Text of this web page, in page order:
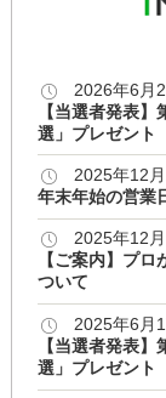
2026年6月
【当選者発表
選」プレゼント
2025年12
年末年始の営業
2025年12
【ご案内】プ
ついて
2025年6月
【当選者発表
選」プレゼント